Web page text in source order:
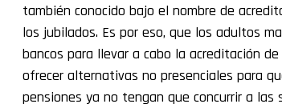
también conocido bajo el nombre de
los jubilados. Es por eso, que los adultos
bancos para llevar a cabo la acreditación
ofrecer alternativas no presenciales para
pensiones ya no tengan que concurrir a